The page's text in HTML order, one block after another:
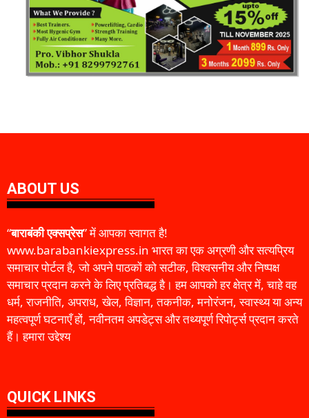
ABOUT US
“बाराबंकी एक्सप्रेस” में आपका स्वागत है!
www.barabankiexpress.in भारत का एक अग्रणी और सत्यप्रिय
समाचार पोर्टल है, जो अपने पाठकों को सटीक, विश्वसनीय और निष्पक्ष
समाचार प्रदान करने के लिए प्रतिबद्ध है। हम आपको हर क्षेत्र में, चाहे वह
धर्म, राजनीति, अपराध, खेल, विज्ञान, तकनीक, मनोरंजन, स्वास्थ्य या अन्य
महत्वपूर्ण घटनाएँ हों, नवीनतम अपडेट्स और तथ्यपूर्ण रिपोर्ट्स प्रदान करते
हैं। हमारा उद्देश्य
QUICK LINKS